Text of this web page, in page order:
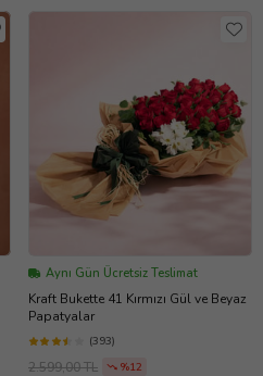
Aynı Gün Ücretsiz Teslimat
Kraft Bukette 41 Kırmızı Gül ve Beyaz
Papatyalar
(393)
2.599,00 TL %12